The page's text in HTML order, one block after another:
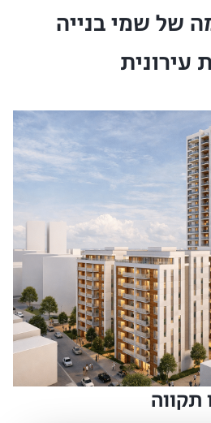
של שמי בנייה
עירונית